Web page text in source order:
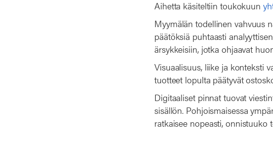
Aihetta käsiteltiin toukokuun
Myymälän todellinen vahvuus
päätöksiä puhtaasti
ärsykkeisiin, jotka ohjaavat
Visuaalisuus, liike ja konteksti
tuotteet lopulta päätyvät
Digitaaliset pinnat tuovat
sisällön. Pohjoismaisessa
ratkaisee nopeasti, onnistuuko